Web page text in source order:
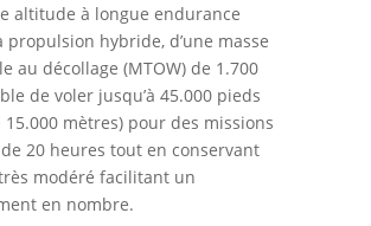
altitude à longue endurance
propulsion hybride, d’une masse
au décollage (MTOW) de 1.700
de voler jusqu’à 45.000 pieds
15.000 mètres) pour des missions
20 heures tout en conservant
modéré facilitant un
en nombre.